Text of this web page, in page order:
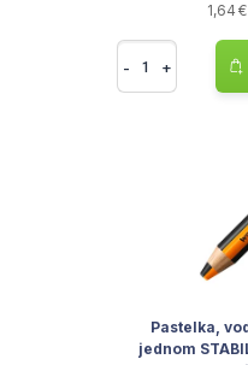
1,64
- +
Pastelka,
jednom